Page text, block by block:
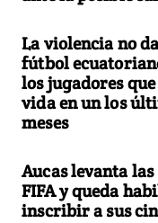
La violencia no
fútbol
los jugadores
vida en un los
meses
Aucas levanta las
FIFA y queda
inscribir a sus